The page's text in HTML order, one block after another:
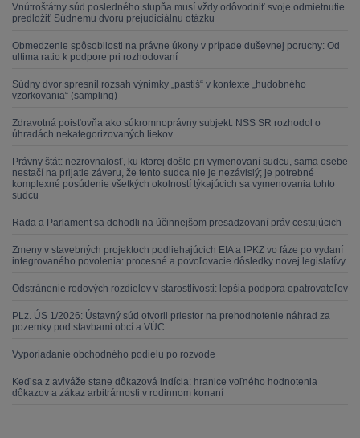
Vnútroštátny súd posledného stupňa musí vždy odôvodniť svoje odmietnutie
predložiť Súdnemu dvoru prejudiciálnu otázku
Obmedzenie spôsobilosti na právne úkony v prípade duševnej poruchy: Od
ultima ratio k podpore pri rozhodovaní
Súdny dvor spresnil rozsah výnimky „pastiš“ v kontexte „hudobného
vzorkovania“ (sampling)
Zdravotná poisťovňa ako súkromnoprávny subjekt: NSS SR rozhodol o
úhradách nekategorizovaných liekov
Právny štát: nezrovnalosť, ku ktorej došlo pri vymenovaní sudcu, sama osebe
nestačí na prijatie záveru, že tento sudca nie je nezávislý; je potrebné
komplexné posúdenie všetkých okolností týkajúcich sa vymenovania tohto
sudcu
Rada a Parlament sa dohodli na účinnejšom presadzovaní práv cestujúcich
Zmeny v stavebných projektoch podliehajúcich EIA a IPKZ vo fáze po vydaní
integrovaného povolenia: procesné a povoľovacie dôsledky novej legislatívy
Odstránenie rodových rozdielov v starostlivosti: lepšia podpora opatrovateľov
PLz. ÚS 1/2026: Ústavný súd otvoril priestor na prehodnotenie náhrad za
pozemky pod stavbami obcí a VÚC
Vyporiadanie obchodného podielu po rozvode
Keď sa z aviváže stane dôkazová indícia: hranice voľného hodnotenia
dôkazov a zákaz arbitrárnosti v rodinnom konaní